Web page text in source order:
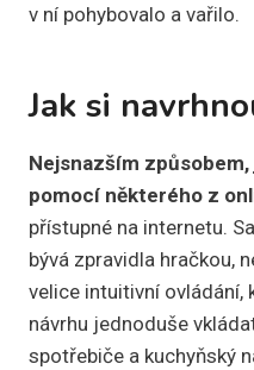
v ní pohybovalo a vařilo.
Jak si
Nejsnazším způsobem,
pomocí některého z
přístupné na internetu.
bývá zpravidla hračkou,
velice intuitivní ovládání,
návrhu jednoduše
spotřebiče a kuchyňský